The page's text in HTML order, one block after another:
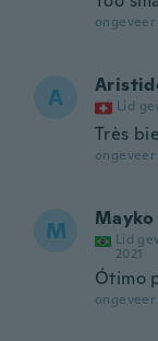
A Lid
Très
M Mayko
Lid
2021
Ótimo